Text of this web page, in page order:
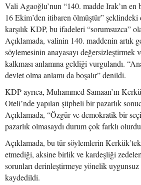
Vali Agaoğlu’nun “140. madde Irak’ın en
16 Ekim’den itibaren ölmüştür” şeklindeki
karşılık KDP, bu ifadeleri “sorumsuzca”
Açıklamada, valinin 140. maddenin artık
söylemesinin anayasayı değersizleştirmek
kalkması anlamına geldiği vurgulandı.
devlet olma anlamı da boşalır” denildi.
KDP ayrıca, Muhammed Samaan’ın
Oteli’nde yapılan şüpheli bir pazarlık
Açıklamada, “Özgür ve demokratik bir
pazarlık olmasaydı durum çok farklı
Açıklamada, bu tür söylemlerin
etmediği, aksine birlik ve kardeşliği
sorunları derinleştirmeye yönelik
kaydedildi.